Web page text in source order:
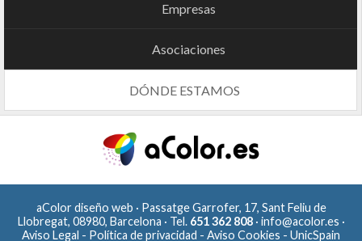
Empresas
Asociaciones
DÓNDE ESTAMOS
aColor diseño web · Passatge Garrofer, 17, Sant Feliu de
Llobregat, 08980, Barcelona · Tel. 651 362 808· info@acolor.es ·
Aviso Legal - Política de privacidad - Aviso Cookies - UnicSpain